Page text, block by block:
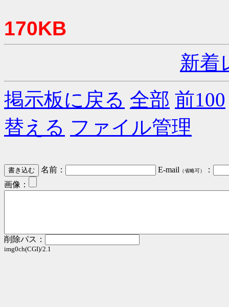
170KB
新着
掲示板に戻る 全部 前100
替える ファイル管理
名前： E-mail （省略可）
：
画像：
削除パス：
img0ch(CGI)/2.1